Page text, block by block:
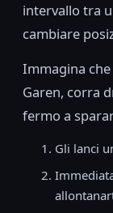
intervallo tra
cambiare
Immagina
Garen, corra
fermo a
Gli lanci